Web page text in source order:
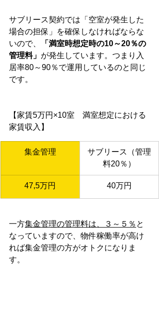
サブリース契約では「空室が発生した
場合の担保」を確保しなければならな
いので、
「満室時想定時の10～20％の
管理料」 が発生しています。つまり入
居率80～90％で運用しているのと同じ
です。
【家賃5万円×10室　満室想定における
家賃収入】
集金管理
サブリース（管理
料20％）
47,5万円 40万円
一方集金管理の管理料は、３～５％ と
なっていますので、物件稼働率が高け
れば集金管理の方がオトクになりま
す。